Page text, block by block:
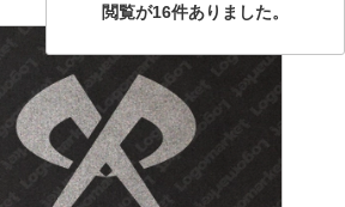
閲覧が16件ありました。